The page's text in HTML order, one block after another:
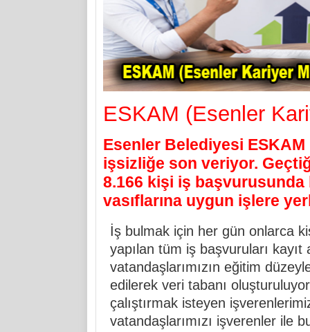
ESKAM (Esenler
Esenler Belediyesi
işsizliğe son veriyor.
8.166 kişi iş
vasıflarına uygun işlere
İş bulmak için her gün onlarca
yapılan tüm iş başvuruları kayıt
vatandaşlarımızın eğitim
edilerek veri tabanı
çalıştırmak isteyen
vatandaşlarımızı işverenler ile